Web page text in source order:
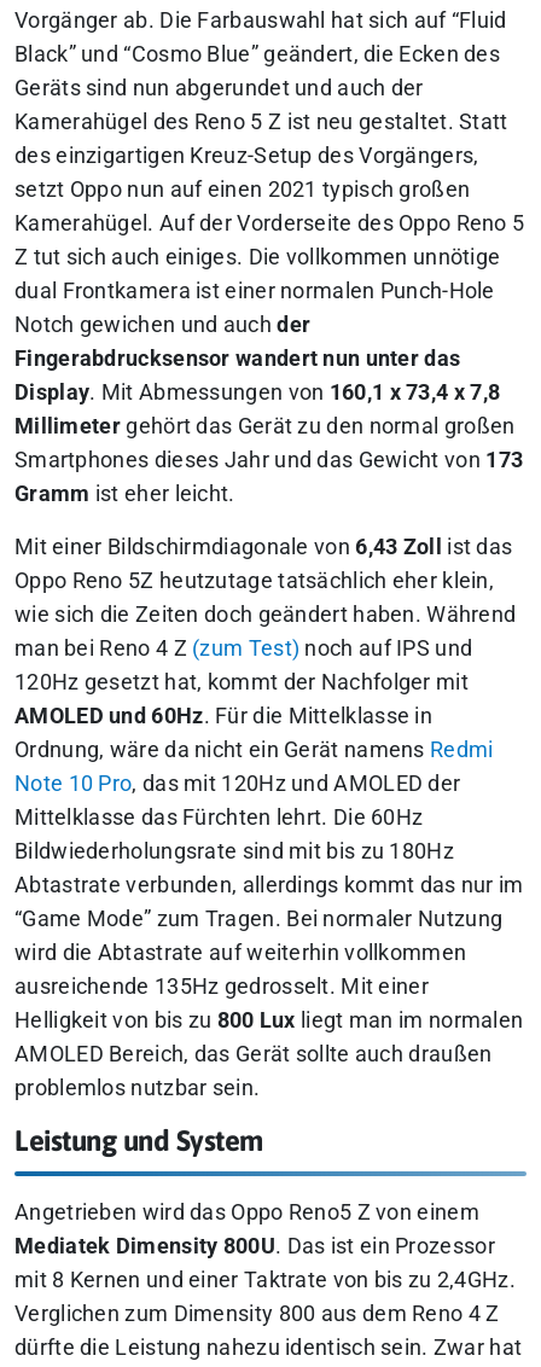
Vorgänger ab. Die Farbauswahl hat sich auf “Fluid
Black” und “Cosmo Blue” geändert, die Ecken des
Geräts sind nun abgerundet und auch der
Kamerahügel des Reno 5 Z ist neu gestaltet. Statt
des einzigartigen Kreuz-Setup des Vorgängers,
setzt Oppo nun auf einen 2021 typisch großen
Kamerahügel. Auf der Vorderseite des Oppo Reno 5
Z tut sich auch einiges. Die vollkommen unnötige
dual Frontkamera ist einer normalen Punch-Hole
Notch gewichen und auchder
Fingerabdrucksensor wandert nun unter das
Display. Mit Abmessungen von 160,1 x 73,4 x 7,8
Millimeter gehört das Gerät zu den normal großen
Smartphones dieses Jahr und das Gewicht von 173
Gramm ist eher leicht.
Mit einer Bildschirmdiagonale von 6,43 Zoll
ist das
Oppo Reno 5Z heutzutage tatsächlich eher klein,
wie sich die Zeiten doch geändert haben. Während
man bei Reno 4 Z (zum Test) noch auf IPS und
120Hz gesetzt hat, kommt der Nachfolger mit
AMOLED und 60Hz. Für die Mittelklasse in
Ordnung, wäre da nicht ein Gerät namens Redmi
Note 10 Pro, das mit 120Hz und AMOLED der
Mittelklasse das Fürchten lehrt. Die 60Hz
Bildwiederholungsrate sind mit bis zu 180Hz
Abtastrate verbunden, allerdings kommt das nur im
“Game Mode” zum Tragen. Bei normaler Nutzung
wird die Abtastrate auf weiterhin vollkommen
ausreichende 135Hz gedrosselt. Mit einer
Helligkeit von bis zu 800 Lux liegt man im normalen
AMOLED Bereich, das Gerät sollte auch draußen
problemlos nutzbar sein.
Leistung und System
Angetrieben wird das Oppo Reno5 Z von einem
Mediatek Dimensity 800U. Das ist ein Prozessor
mit 8 Kernen und einer Taktrate von bis zu 2,4GHz.
Verglichen zum Dimensity 800 aus dem Reno 4 Z
dürfte die Leistung nahezu identisch sein. Zwar hat